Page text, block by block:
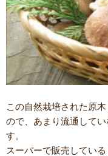
この自然栽培された原
ので、あまり流通して
す。
スーパーで販売してい